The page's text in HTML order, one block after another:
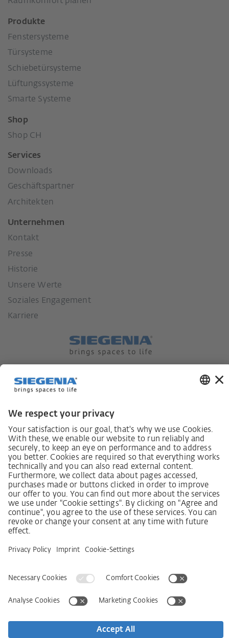
Produkte
Fenstersysteme
Türsysteme
Schiebetürsysteme
Lüftungssysteme
Smarte Systeme
Shop
Shop CH
Services
Downloads
Geschäftspartner
Architekten
Unternehmen
Kontakt
Presse
Historie
Unsere Werte
Soziales Engagement
Karriere
Lieferantenkodex
LkSG-Merkblatt für Lieferanten
Grundsatzerklärung Menschenrechtsstrategie
Beschwerdeverfahren
Impressum AGB
Datenschutz
Erklärung zur Barrierefreiheit